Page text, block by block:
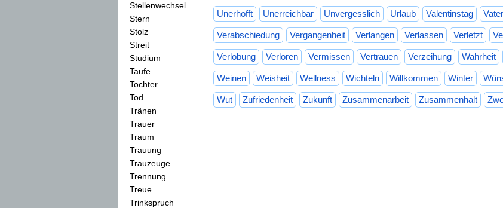
Stellenwechsel
Stern
Stolz
Streit
Studium
Taufe
Tochter
Tod
Tränen
Trauer
Traum
Trauung
Trauzeuge
Trennung
Treue
Trinkspruch
Unerhofft Unerreichbar Unvergesslich Urlaub Valentinstag
Verabschiedung Vergangenheit Verlangen Verlassen Verletzt
Verlobung Verloren Vermissen Vertrauen Verzeihung Wahrheit
Weinen Weisheit Wellness Wichteln Willkommen Winter
Wut Zufriedenheit Zukunft Zusammenarbeit Zusammenhalt